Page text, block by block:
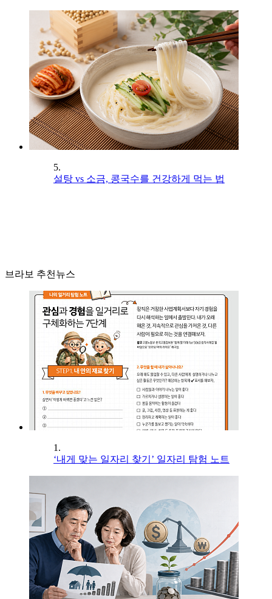
5.
설탕 vs 소금, 콩국수를 건강하게 먹는 법
브라보 추천뉴스
1.
‘내게 맞는 일자리 찾기’ 일자리 탐험 노트